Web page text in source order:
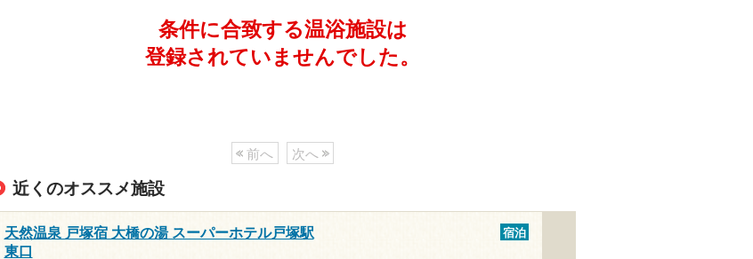
条件に合致する温浴施設は
登録されていませんでした。
前へ 次へ
近くのオススメ施設
天然温泉 戸塚宿 大橋の湯 スーパーホテル戸塚駅
東口
宿泊